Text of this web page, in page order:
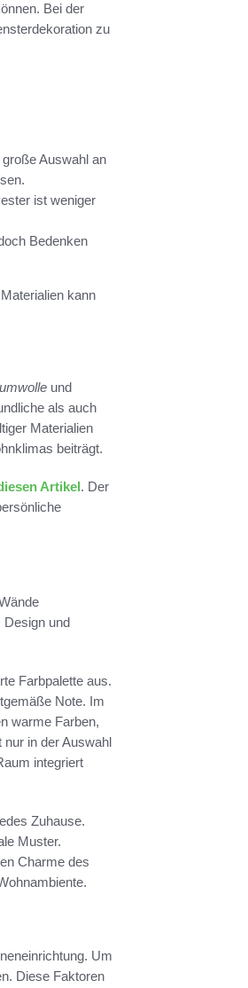
Bei der
zu
Auswahl an
ist weniger
Bedenken
kann
und
als auch
Materialien
beiträgt.
Artikel. Der
und
Farbpalette aus.
Note. Im
warme Farben,
in der Auswahl
integriert
Zuhause.
Muster.
Charme des
Um
Diese Faktoren